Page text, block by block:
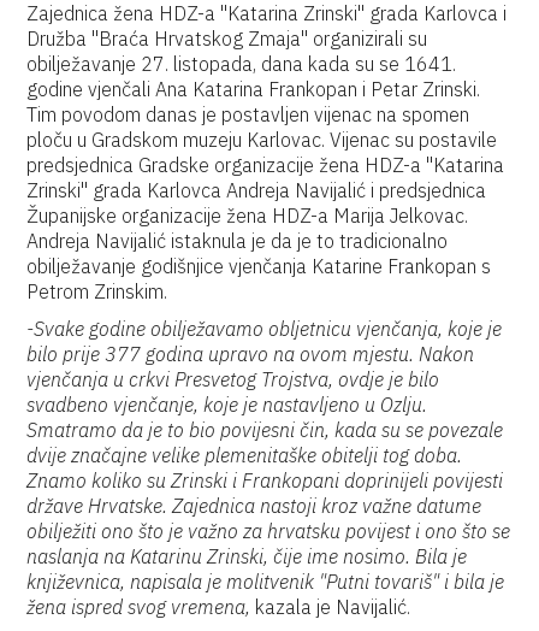
Zajednica žena HDZ-a "Katarina Zrinski" grada Karlovca i
Družba "Braća Hrvatskog Zmaja" organizirali su
obilježavanje 27. listopada, dana kada su se 1641.
godine vjenčali Ana Katarina Frankopan i Petar Zrinski.
Tim povodom danas je postavljen vijenac na spomen
ploču u Gradskom muzeju Karlovac. Vijenac su postavile
predsjednica Gradske organizacije žena HDZ-a "Katarina
Zrinski" grada Karlovca Andreja Navijalić i predsjednica
Županijske organizacije žena HDZ-a Marija Jelkovac.
Andreja Navijalić istaknula je da je to tradicionalno
obilježavanje godišnjice vjenčanja Katarine Frankopan s
Petrom Zrinskim.
-Svake godine obilježavamo obljetnicu vjenčanja, koje je
bilo prije 377 godina upravo na ovom mjestu. Nakon
vjenčanja u crkvi Presvetog Trojstva, ovdje je bilo
svadbeno vjenčanje, koje je nastavljeno u Ozlju.
Smatramo da je to bio povijesni čin, kada su se povezale
dvije značajne velike plemenitaške obitelji tog doba.
Znamo koliko su Zrinski i Frankopani doprinijeli povijesti
države Hrvatske. Zajednica nastoji kroz važne datume
obilježiti ono što je važno za hrvatsku povijest i ono što se
naslanja na Katarinu Zrinski, čije ime nosimo. Bila je
književnica, napisala je molitvenik "Putni tovariš" i bila je
žena ispred svog vremena, kazala je Navijalić.